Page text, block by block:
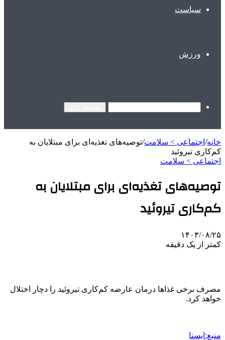
سیاست
ورزش
خانه/ اجتماعی > سلامت/توصیه‌های تغذیه‌ای برای مبتلایان به
کم‌کاری تیروئید
اجتماعی > سلامت
توصیه‌های تغذیه‌ای برای مبتلایان به
کم‌کاری تیروئید
۱۴۰۳/۰۸/۲۵
کمتر از یک دقیقه
مصرف برخی غذاها درمان عارضه کم‌کاری تیروئید را دچار اختلال
خواهد کرد.
منبع:ایسنا